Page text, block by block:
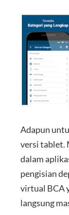
Adapun
versi tablet.
dalam
pengisian
virtual BCA
langsung